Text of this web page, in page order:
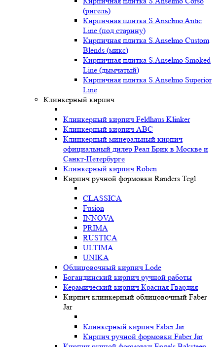
(ригель)
Кирпичная плитка S.Anselmo Antic
Line (под старину)
Кирпичная плитка S.Anselmo Custom
Blends (микс)
Кирпичная плитка S.Anselmo Smoked
Line (дымчатый)
Кирпичная плитка S.Anselmo Superior
Line
Клинкерный кирпич
Клинкерный кирпич Feldhaus Klinker
Клинкерный кирпич ABC
Клинкерный минеральный кирпич
официальный дилер Реал Брик в Москве и
Санкт-Петербурге
Клинкерный кирпич Roben
Кирпич ручной формовки Randers Tegl
CLASSICA
Fusion
INNOVA
PRIMA
RUSTICA
ULTIMA
UNIKA
Oблицовочный кирпич Lode
Богандинский кирпич ручной работы
Керамический кирпич Красная Гвардия
Кирпич клинкерный облицовочный Faber
Jar
Клинкерный кирпич Faber Jar
Кирпич ручной формовки Faber Jar